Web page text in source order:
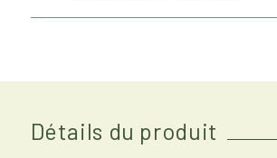
Détails du produit